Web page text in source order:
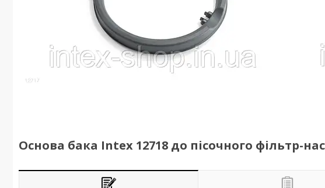
Основа бака Intex 12718 до пісочного фільтр-